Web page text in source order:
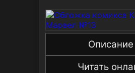
Описание
Читать